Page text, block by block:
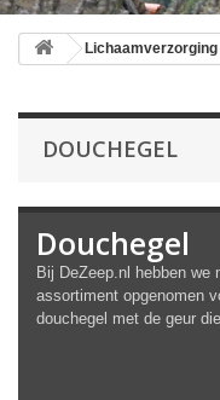
Lichaamverzorging
DOUCHEGEL
Douchegel
Bij DeZeep.nl hebben we
assortiment opgenomen
douchegel met de geur